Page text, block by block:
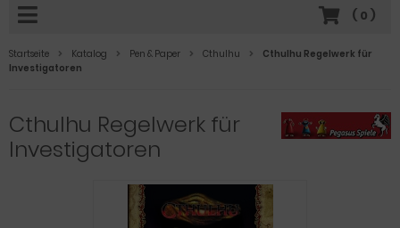
( 0 )
Startseite Katalog Pen & Paper Cthulhu
Cthulhu Regelwerk für
Investigatoren
Cthulhu Regelwerk für
Investigatoren